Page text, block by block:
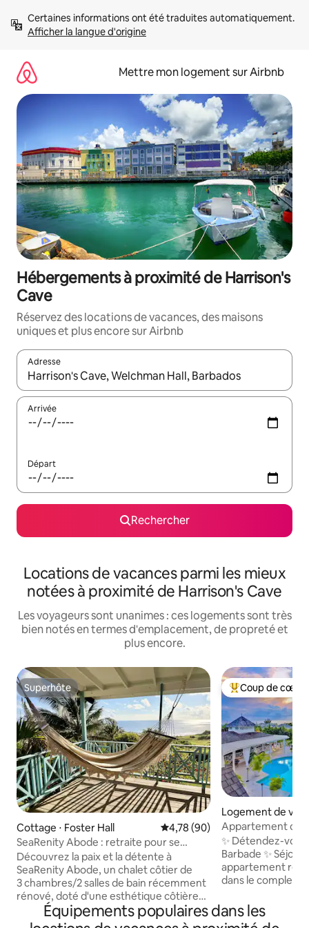
directement
Afficher la langue d'origine
Mettre mon logement sur Airbnb
Hébergements à proximité de Harrison's
Cave
Réservez des locations de vacances, des maisons
uniques et plus encore sur Airbnb
Adresse
Lorsque les résultats s'affichent, utilisez les flèches vers le
Arrivée
Départ
Rechercher
Locations de vacances parmi les mieux
notées à proximité de Harrison's Cave
Les voyageurs sont unanimes : ces logements sont très
bien notés en termes d'emplacement, de propreté et
plus encore.
Superhôte
Superhôte
Cottage ⋅ Foster Hall Évaluation moyenne sur la
4,78 (90)
SeaRenity Abode : retraite pour se
reposer et se ressourcer
Découvrez la paix et la détente à
SeaRenity Abode, un chalet côtier de
3 chambres/2 salles de bain récemment
rénové, doté d'une esthétique côtière
moderne avec un décor rafraîchi, des
tons neutres aérés et un mobilier
Coups de cœur
Coup de cœur
Logement de
Standfast
Appartement
chambres 2 salles
✨ Détendez-
Barbade ✨
appartement
dans le complexe
perchée sur une
mer depuis le
Équipements populaires dans les